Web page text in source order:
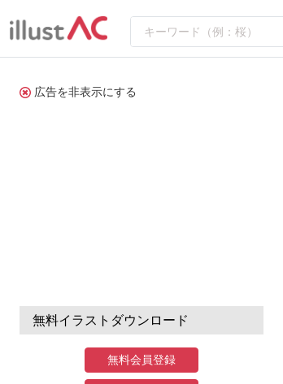
広告を非表示にする
無料イラストダウンロード
無料会員登録